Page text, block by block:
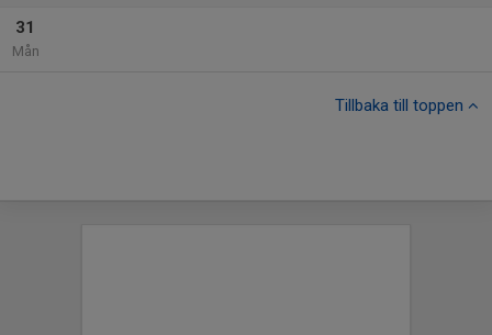
31
Mån
Tillbaka till toppen